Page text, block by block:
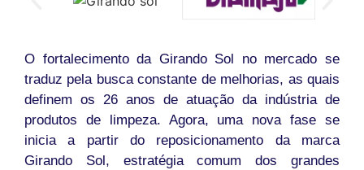
O fortalecimento da Girando Sol no mercado se
traduz pela busca constante de melhorias, as quais
definem os 26 anos de atuação da indústria de
produtos de limpeza. Agora, uma nova fase se
inicia a partir do reposicionamento da marca
Girando Sol, estratégia comum dos grandes